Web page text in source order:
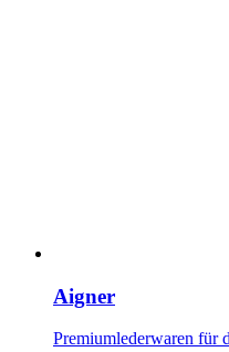
Aigner
Premiumlederwaren für